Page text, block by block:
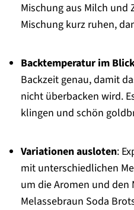
Mischung aus Milch und
Mischung kurz ruhen,
Backtemperatur im
Backzeit genau, damit
nicht überbacken wird.
klingen und schön
Variationen ausloten:
mit unterschiedlichen
um die Aromen und den
Melassebraun Soda